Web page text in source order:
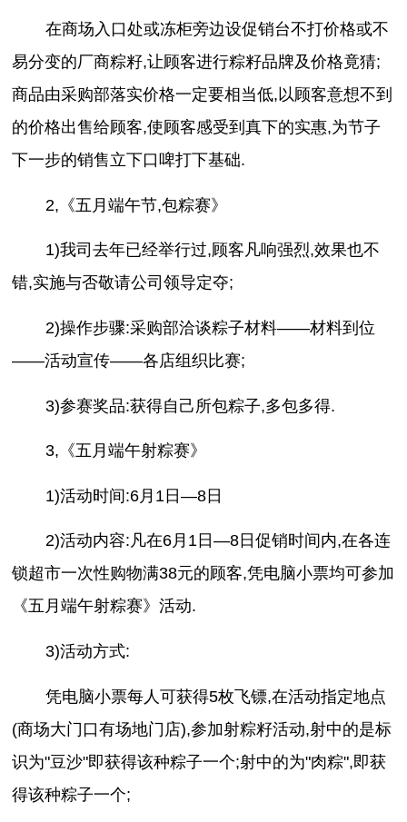
在商场入口处或冻柜旁边设促销台不打价格或不
易分变的厂商粽籽,让顾客进行粽籽品牌及价格竟猜;
商品由采购部落实价格一定要相当低,以顾客意想不到
的价格出售给顾客,使顾客感受到真下的实惠,为节子
下一步的销售立下口啤打下基础.
2,《五月端午节,包粽赛》
1)我司去年已经举行过,顾客凡响强烈,效果也不
错,实施与否敬请公司领导定夺;
2)操作步骤:采购部洽谈粽子材料——材料到位
——活动宣传——各店组织比赛;
3)参赛奖品:获得自己所包粽子,多包多得.
3,《五月端午射粽赛》
1)活动时间:6月1日—8日
2)活动内容:凡在6月1日—8日促销时间内,在各连
锁超市一次性购物满38元的顾客,凭电脑小票均可参加
《五月端午射粽赛》活动.
3)活动方式:
凭电脑小票每人可获得5枚飞镖,在活动指定地点
(商场大门口有场地门店),参加射粽籽活动,射中的是标
识为"豆沙"即获得该种粽子一个;射中的为"肉粽",即获
得该种粽子一个;